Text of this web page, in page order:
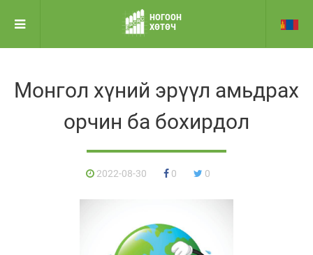
НОГООН
ХӨТӨЧ
Монгол хүний эрүүл амьдрах
орчин ба бохирдол
2022-08-30 0 0